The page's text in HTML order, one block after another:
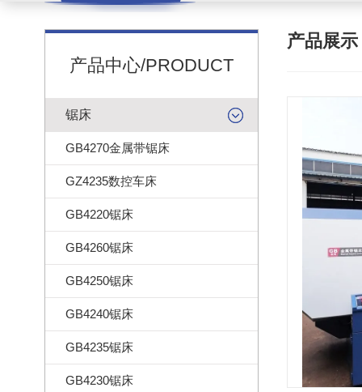
产品中心/PRODUCT
锯床
GB4270金属带锯床
GZ4235数控车床
GB4220锯床
GB4260锯床
GB4250锯床
GB4240锯床
GB4235锯床
GB4230锯床
产品展示